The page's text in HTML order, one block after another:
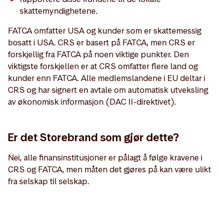
skattemyndighetene.
FATCA omfatter USA og kunder som er skattemessig
bosatt i USA. CRS er basert på FATCA, men CRS er
forskjellig fra FATCA på noen viktige punkter. Den
viktigste forskjellen er at CRS omfatter flere land og
kunder enn FATCA. Alle medlemslandene i EU deltar i
CRS og har signert en avtale om automatisk utveksling
av økonomisk informasjon (DAC II-direktivet).
Er det Storebrand som gjør dette?
Nei, alle finansinstitusjoner er pålagt å følge kravene i
CRS og FATCA, men måten det gjøres på kan være ulikt
fra selskap til selskap.